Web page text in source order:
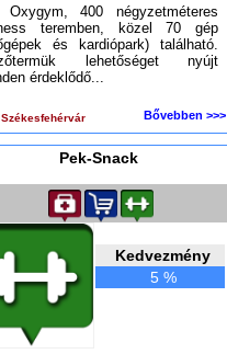
400 négyzetméteres
teremben, közel 70 gép
és kardiópark) található.
lehetőséget nyújt
érdeklődő...
Székesfehérvár Bővebben >>>
Pek-Snack
Kedvezmény
5 %